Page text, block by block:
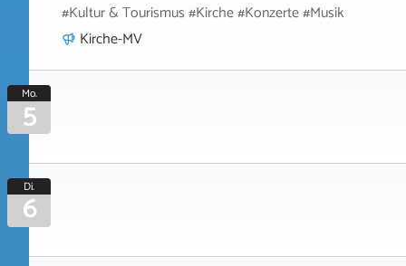
#Kultur & Tourismus #Kirche #Konzerte #Musik
Kirche-MV
Mo.
5
Di.
6